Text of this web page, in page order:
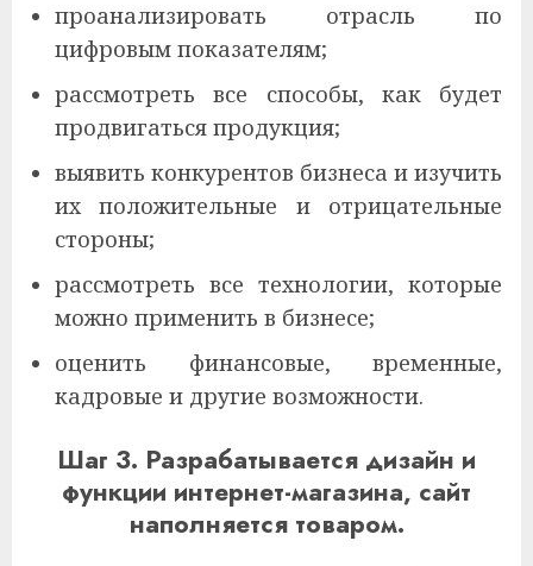
проанализировать отрасль по
цифровым показателям;
рассмотреть все способы, как будет
продвигаться продукция;
выявить конкурентов бизнеса и изучить
их положительные и отрицательные
стороны;
рассмотреть все технологии, которые
можно применить в бизнесе;
оценить финансовые, временные,
кадровые и другие возможности.
Шаг 3. Разрабатывается дизайн и
функции интернет-магазина, сайт
наполняется товаром.